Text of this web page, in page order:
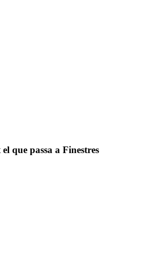
que passa a Finestres